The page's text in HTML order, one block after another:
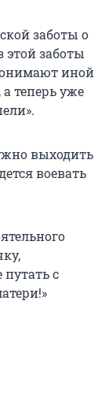
заботы о
этой заботы
иной
теперь уже
выходить
воевать
с